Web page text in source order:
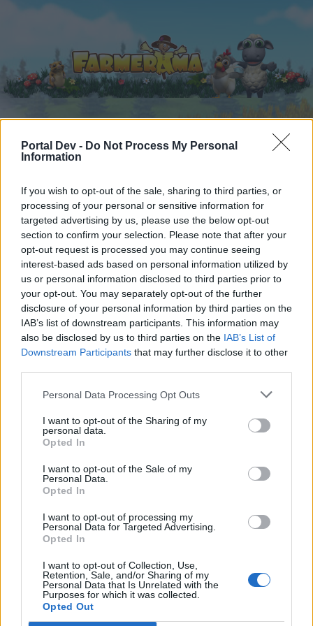
Portal Dev - Do Not Process My Personal
Information
If you wish to opt-out of the sale, sharing to third parties, or
processing of your personal or sensitive information for
targeted advertising by us, please use the below opt-out
section to confirm your selection. Please note that after your
opt-out request is processed you may continue seeing
interest-based ads based on personal information utilized by
us or personal information disclosed to third parties prior to
your opt-out. You may separately opt-out of the further
disclosure of your personal information by third parties on the
IAB’s list of downstream participants. This information may
also be disclosed by us to third parties on the IAB’s List of
Downstream Participants that may further disclose it to other
Personal Data Processing Opt Outs
I want to opt-out of the Sharing of my
personal data.
Opted In
I want to opt-out of the Sale of my
Personal Data.
Opted In
I want to opt-out of processing my
Personal Data for Targeted Advertising.
Opted In
I want to opt-out of Collection, Use,
Retention, Sale, and/or Sharing of my
Personal Data that Is Unrelated with the
Purposes for which it was collected.
Opted Out
... Foren Archiv Archiv Rest Das Wörterspiel (17)
Mitglieder, denen der Beitrag #3145
gefällt
Liebe(r) Forum-Leser/in,
wenn Du in diesem Forum aktiv an den
Gesprächen teilnehmen oder eigene Themen
starten möchtest, musst Du Dich bitte zunächst
im Spiel einloggen. Falls Du noch keinen
Spielaccount besitzt, bitte registriere Dich neu.
Wir freuen uns auf Deinen nächsten Besuch in
„Zum Spiel“
Das Wörterspiel (17)
Lebende Forenlegende, weiblich, <
Beiträge: 13.501 Zustimmungen: 39.800 Punkte für Erfolge: 6.000
Lebende Forenlegende
Beiträge: 150.628 Zustimmungen: 323.062 Punkte für Erfolge:
6.000
Tammoo
Lebende Forenlegende, männlich
Beiträge: 123.779 Zustimmungen: 272.931
6.000
Startseite Foren Kalender